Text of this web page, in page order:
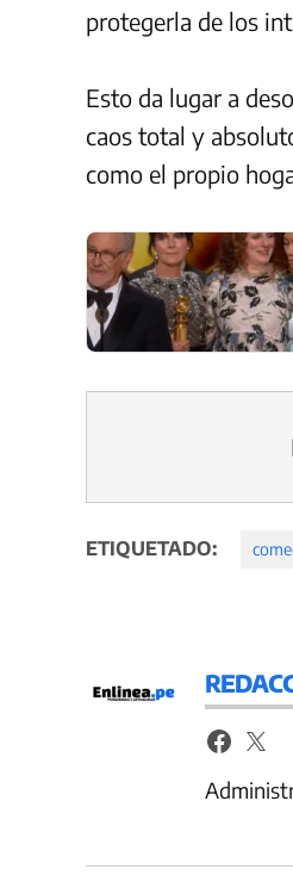
protegerla de los
Esto da lugar a
caos total y
como el propio
ETIQUETADO: